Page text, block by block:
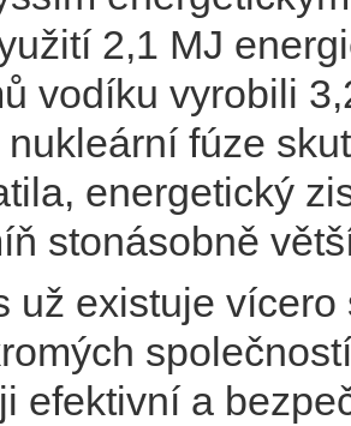
2,1 MJ
vodíku vyrobili
fúze
energetický
stonásobně
už existuje vícero
efektivní a